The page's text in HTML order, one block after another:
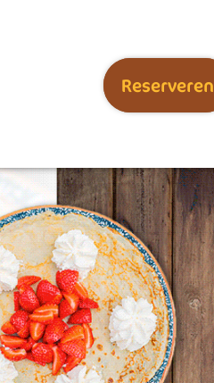
Reserveren